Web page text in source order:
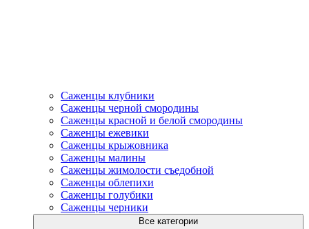
Саженцы клубники
Саженцы черной смородины
Саженцы красной и белой смородины
Саженцы ежевики
Саженцы крыжовника
Саженцы малины
Саженцы жимолости съедобной
Саженцы облепихи
Саженцы голубики
Саженцы черники
Все категории